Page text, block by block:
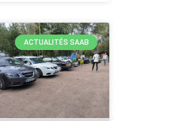
ACTUALITÉS SAAB